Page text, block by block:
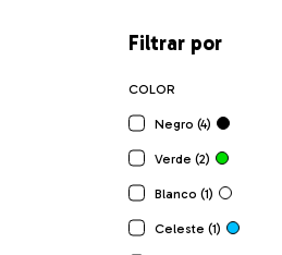
Filtrar por
COLOR
Negro (4)
Verde (2)
Blanco (1)
Celeste (1)